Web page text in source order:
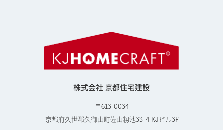
株式会社 京都住宅建設
〒613-0034
京都府久世郡久御山町佐山籾池33-4 KJビル3F